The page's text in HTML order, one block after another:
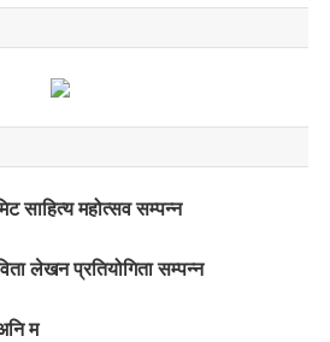
साहित्य महोत्सव सम्पन्न
लेखन प्रतियोगिता सम्पन्न
म